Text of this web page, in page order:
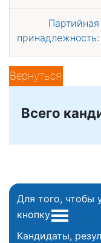
Партийная
принадлежность:
Вернуться
Всего
Для того, чтобы
кнопку
Кандидаты,